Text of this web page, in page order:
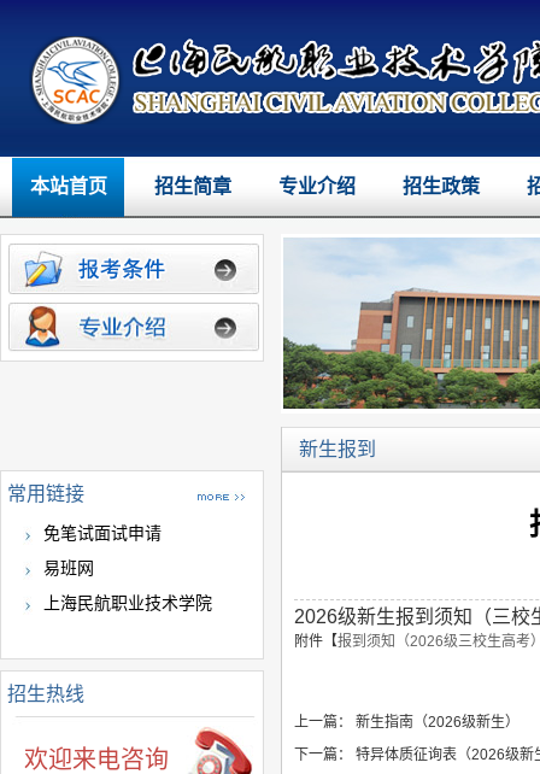
本站首页 招生简章 专业介绍 招生政策
常用链接
免笔试面试申请
易班网
上海民航职业技术学院
招生热线
欢迎来电咨询
新生报到
2026级新生报到须知（三校
附件【报到须知（2026级三校生高考
上一篇：
新生指南（2026级新生）
下一篇：
特异体质征询表（2026级新